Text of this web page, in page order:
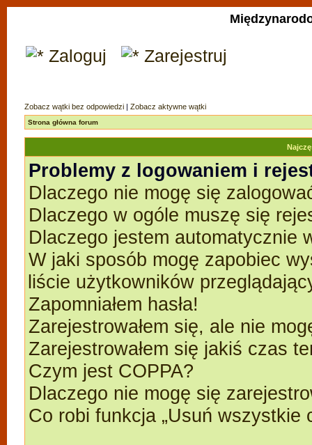
Zaloguj Zarejestruj
Zobacz wątki bez odpowiedzi | Zobacz aktywne wątki
Strona główna forum
Problemy z logowaniem i
Dlaczego nie mogę się
Dlaczego w ogóle muszę się
Dlaczego jestem automatycznie
W jaki sposób mogę zapobiec
liście użytkowników
Zapomniałem hasła!
Zarejestrowałem się, ale nie
Zarejestrowałem się jakiś czas
Czym jest COPPA?
Dlaczego nie mogę się
Co robi funkcja „Usuń wszystkie